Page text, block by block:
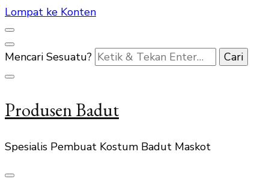
Lompat ke Konten
Mencari Sesuatu?
Produsen Badut
Spesialis Pembuat Kostum Badut Maskot